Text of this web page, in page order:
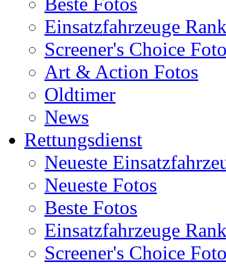
Einsatzfahrzeuge
Screener's Choice
Art & Action Fotos
Oldtimer
News
Rettungsdienst
Neueste
Neueste Fotos
Beste Fotos
Einsatzfahrzeuge
Screener's Choice